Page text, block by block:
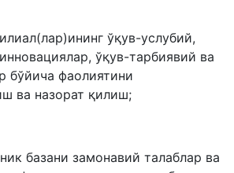
ўқув-услубий,
ўқув-тарбиявий ва
бўйича фаолиятини
ва назорат қилиш;
базани замонавий талаблар ва